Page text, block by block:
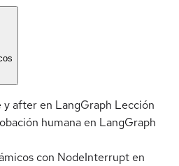
after en LangGraph Lección
humana en LangGraph
con NodeInterrupt en